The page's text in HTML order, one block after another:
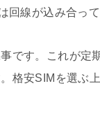
線が込み合っ
です。これが定
格安SIMを選ぶ